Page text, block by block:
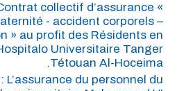
collectif d’assurance «
- accident corporels –
» au profit des Résidents en
Universitaire Tanger
Tétouan Al-Hoceima.
L’assurance du personnel du